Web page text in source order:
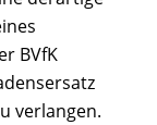
BVfK
verlangen.